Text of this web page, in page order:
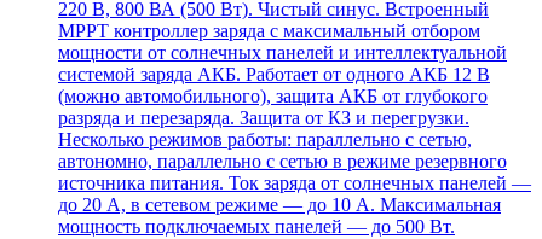
220 В, 800 ВА (500 Вт). Чистый синус. Встроенный
MPPT контроллер заряда с максимальный отбором
мощности от солнечных панелей и интеллектуальной
системой заряда АКБ. Работает от одного АКБ 12 В
(можно автомобильного), защита АКБ от глубокого
разряда и перезаряда. Защита от КЗ и перегрузки.
Несколько режимов работы: параллельно с сетью,
автономно, параллельно с сетью в режиме резервного
источника питания. Ток заряда от солнечных панелей —
до 20 А, в сетевом режиме — до 10 А. Максимальная
мощность подключаемых панелей — до 500 Вт.